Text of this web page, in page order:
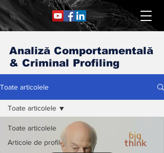
Analiză Comportamentală
& Criminal Profiling
Toate articolele
Toate articolele
Articole de profil
Toate articolele